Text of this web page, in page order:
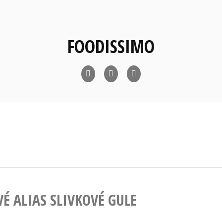
FOODISSIMO
ALIAS SLIVKOVÉ GULE